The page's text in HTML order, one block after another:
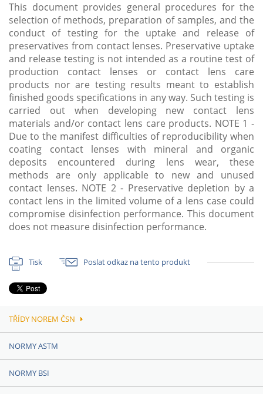
This document provides general procedures for the
selection of methods, preparation of samples, and the
conduct of testing for the uptake and release of
preservatives from contact lenses. Preservative uptake
and release testing is not intended as a routine test of
production contact lenses or contact lens care
products nor are testing results meant to establish
finished goods specifications in any way. Such testing is
carried out when developing new contact lens
materials and/or contact lens care products. NOTE 1 -
Due to the manifest difficulties of reproducibility when
coating contact lenses with mineral and organic
deposits encountered during lens wear, these
methods are only applicable to new and unused
contact lenses. NOTE 2 - Preservative depletion by a
contact lens in the limited volume of a lens case could
compromise disinfection performance. This document
does not measure disinfection performance.
Tisk Poslat odkaz na tento produkt
TŘÍDY NOREM ČSN
NORMY ASTM
NORMY BSI